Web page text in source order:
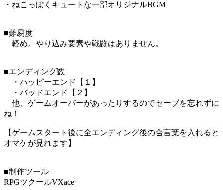
・ねこっぽくキュートな一部オリジナルBGM
■難易度
軽め。やり込み要素や戦闘はありません。
■エンディング数
・ハッピーエンド【１】
・バッドエンド【２】
他、ゲームオーバーがあったりするのでセーブを忘れずに
ね！
【ゲームスタート後に全エンディング後の合言葉を入れると
オマケが見れます】
■制作ツール
RPGツクールVXace